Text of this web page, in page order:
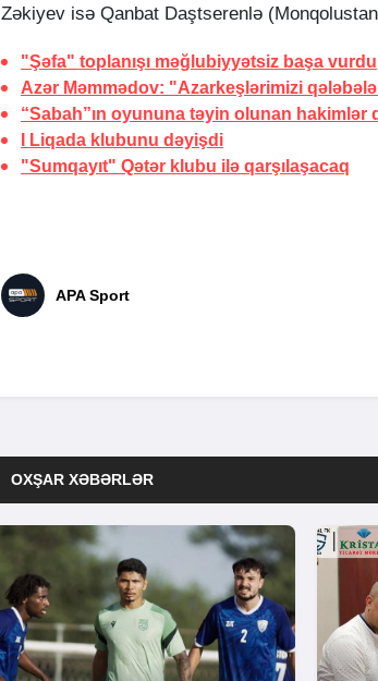
Zəkiyev isə Qanbat Daştserenlə
"Şəfa" toplanışı məğlubiyyətsiz başa vurdu
Azər Məmmədov: "Azarkeşlərimizi
“Sabah”ın oyununa təyin olunan hakimlər
I Liqada klubunu dəyişdi
"Sumqayıt" Qətər klubu ilə qarşılaşacaq
APA Sport
OXŞAR XƏBƏRLƏR